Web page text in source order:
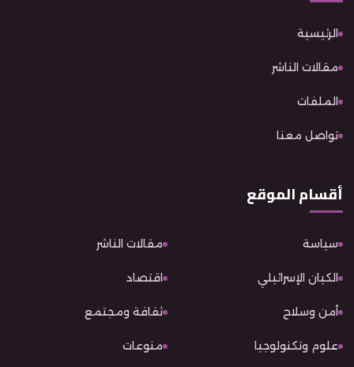
الرئيسية
مقالات الناشر
الملفات
تواصل معنا
أقسام الموقع
سياسة مقالات الناشر
الكيان الإسرائيلي اقتصاد
أمن وسلاح ثقافة ومجتمع
علوم وتكنولوجيا منوعات